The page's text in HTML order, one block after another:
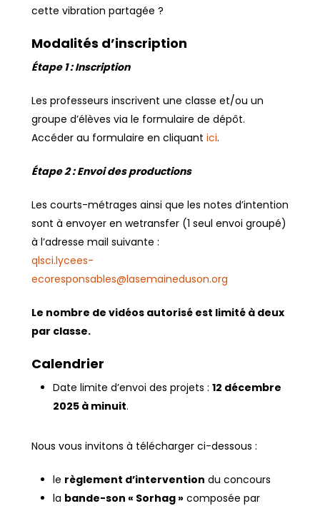
cette vibration partagée ?
Modalités d’inscription
Étape 1 : Inscription
Les professeurs inscrivent une classe et/ou un
groupe d’élèves via le formulaire de dépôt.
Accéder au formulaire en cliquant ici.
Étape 2 : Envoi des productions
Les courts-métrages ainsi que les notes d’intention
sont à envoyer en wetransfer (1 seul envoi groupé)
à l’adresse mail suivante :
qlsci.lycees-
ecoresponsables@lasemaineduson.org
Le nombre de vidéos autorisé est limité à deux
par classe.
Calendrier
Date limite d’envoi des projets : 12 décembre
2025 à minuit.
Nous vous invitons à télécharger ci-dessous :
le règlement d’intervention du concours
la bande-son « Sorhag »composée par